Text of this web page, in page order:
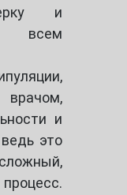
и
всем
и
это